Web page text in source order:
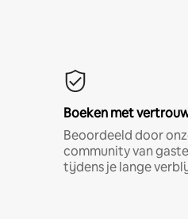
Boeken met
Beoordeeld door
community van
tijdens je lange